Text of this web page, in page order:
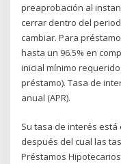
preaprobación al
cerrar dentro del
cambiar. Para
hasta un 96.5% en
inicial mínimo
préstamo). Tasa de
anual (APR).
Su tasa de interés
después del cual las
Préstamos Hipotecarios